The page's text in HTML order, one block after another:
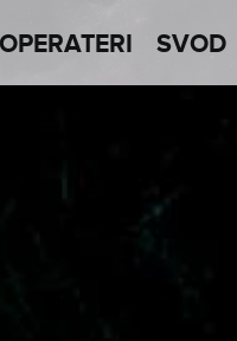
OPERATERI SVOD